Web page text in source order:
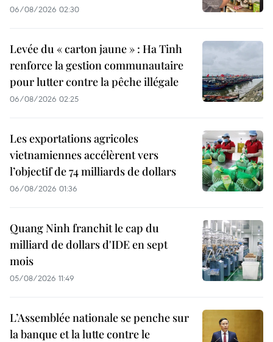
06/08/2026 02:30
Levée du « carton jaune » : Ha Tinh
renforce la gestion communautaire
pour lutter contre la pêche illégale
06/08/2026 02:25
Les exportations agricoles
vietnamiennes accélèrent vers
l’objectif de 74 milliards de dollars
06/08/2026 01:36
Quang Ninh franchit le cap du
milliard de dollars d'IDE en sept
mois
05/08/2026 11:49
L’Assemblée nationale se penche sur
la banque et la lutte contre le